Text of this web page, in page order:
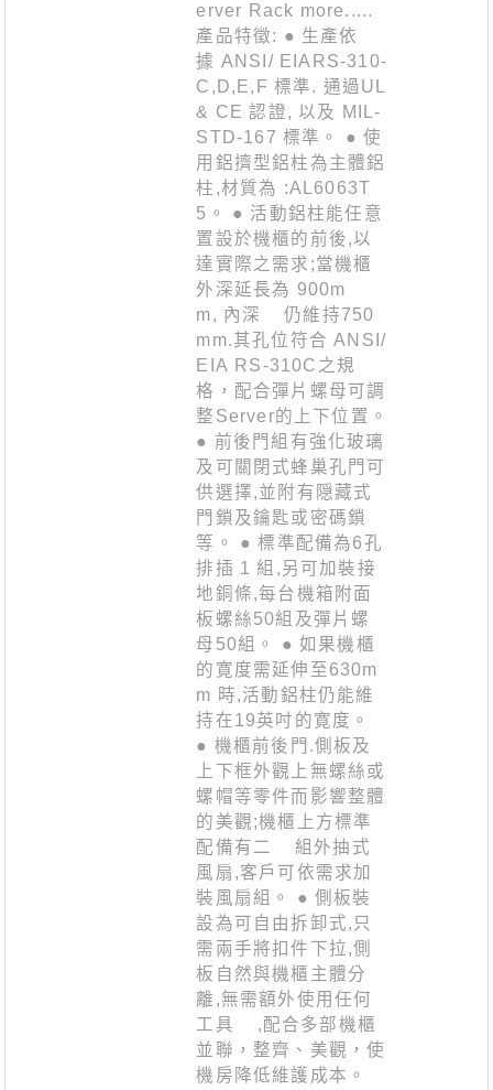
erver Rack more.....
產品特徵: ● 生產依
據 ANSI/ EIARS-310-
C,D,E,F 標準. 通過UL
& CE 認證, 以及 MIL-
STD-167 標準。 ● 使
用鋁擠型鋁柱為主體鋁
柱,材質為 :AL6063T
5。 ● 活動鋁柱能任意
置設於機櫃的前後,以
達實際之需求;當機櫃
外深延長為 900m
m, 內深 仍維持750
mm.其孔位符合 ANSI/
EIA RS-310C之規
格，配合彈片螺母可調
整Server的上下位置。
● 前後門組有強化玻璃
及可關閉式蜂巢孔門可
供選擇,並附有隠藏式
門鎖及鑰匙或密碼鎖
等。 ● 標準配備為6孔
排插 1 組,另可加裝接
地銅條,每台機箱附面
板螺絲50組及彈片螺
母50組。 ● 如果機櫃
的寛度需延伸至630m
m 時,活動鋁柱仍能維
持在19英吋的寛度。
● 機櫃前後門.側板及
上下框外觀上無螺絲或
螺帽等零件而影響整體
的美觀;機櫃上方標準
配備有二 組外抽式
風扇,客戶可依需求加
裝風扇組。 ● 側板裝
設為可自由拆卸式,只
需兩手將扣件下拉,側
板自然與機櫃主體分
離,無需額外使用任何
工具 ,配合多部機櫃
並聯，整齊、美觀，使
機房降低維護成本。